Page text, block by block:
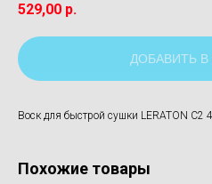
529,00 р.
ДОБАВИТЬ В
Воск для быстрой сушки LERATON C2
Похожие товары